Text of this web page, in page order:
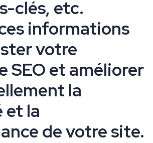
clés, etc.
informations
votre
SEO et améliorer
la
la
de votre site.